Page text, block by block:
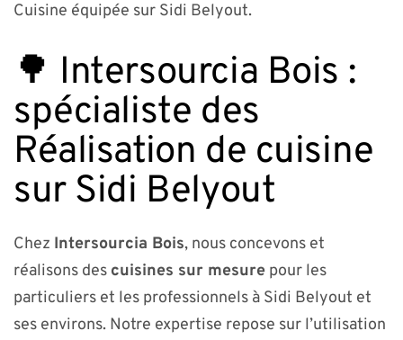
Cuisine équipée sur Sidi Belyout.
🌳 Intersourcia Bois :
spécialiste des
Réalisation de cuisine
sur Sidi Belyout
Chez Intersourcia Bois, nous concevons et
réalisons des cuisines sur mesure pour les
particuliers et les professionnels à Sidi Belyout et
ses environs. Notre expertise repose sur l’utilisation